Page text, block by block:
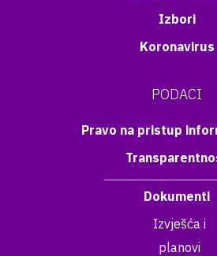
Izbori
Koronavirus
PODACI
Pravo na pristup
Dokumenti
Izvješća i
planovi